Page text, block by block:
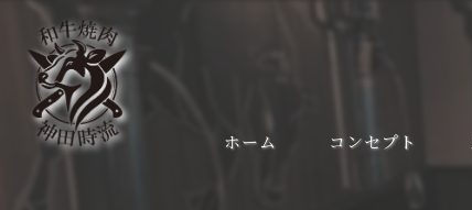
ホーム コンセプト